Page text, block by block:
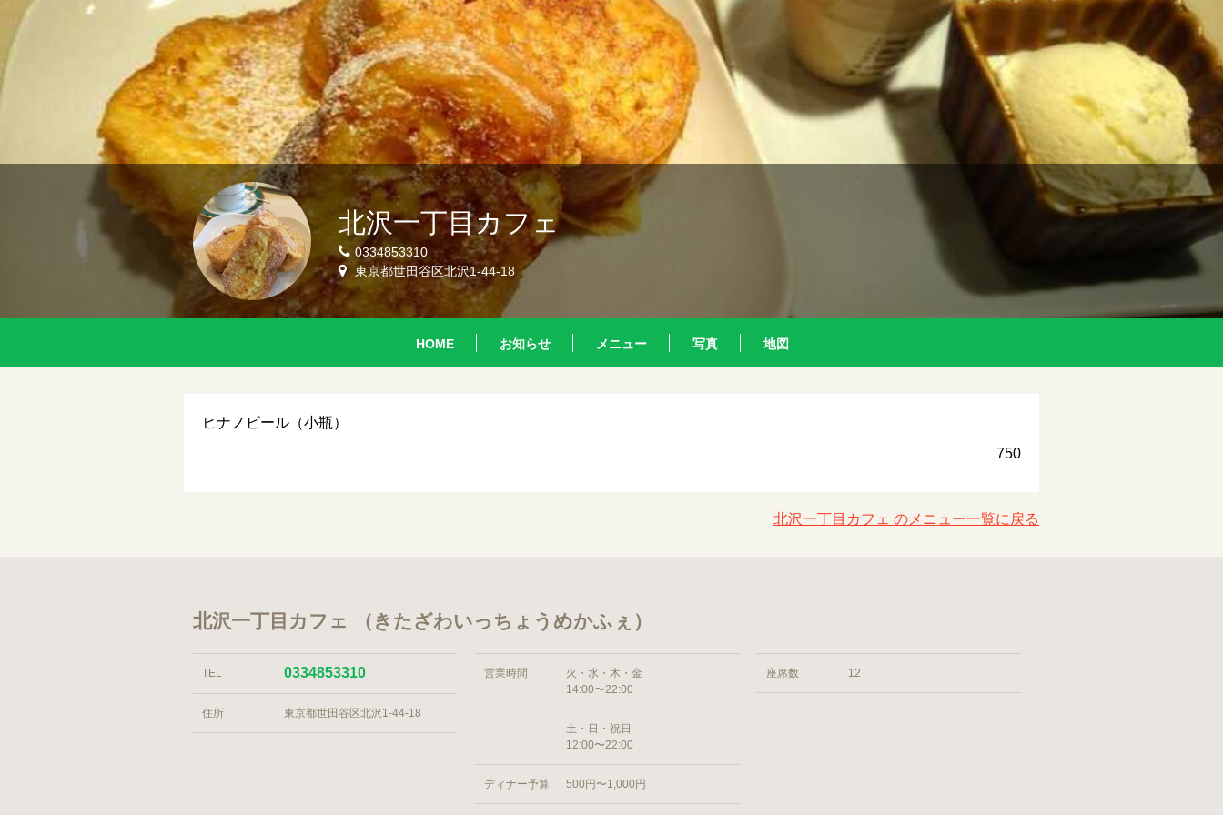
北沢一丁目カフェ
0334853310
東京都世田谷区北沢1-44-18
HOME お知らせ メニュー 写真 地図
ヒナノビール（小瓶）
750
北沢一丁目カフェ のメニュー一覧に戻る
北沢一丁目カフェ （きたざわいっちょうめかふぇ）
TEL 0334853310
住所 東京都世田谷区北沢1-44-18
営業時間
火・水・木・金
14:00〜22:00
土・日・祝日
12:00〜22:00
ディナー予算 500円〜1,000円
座席数 12